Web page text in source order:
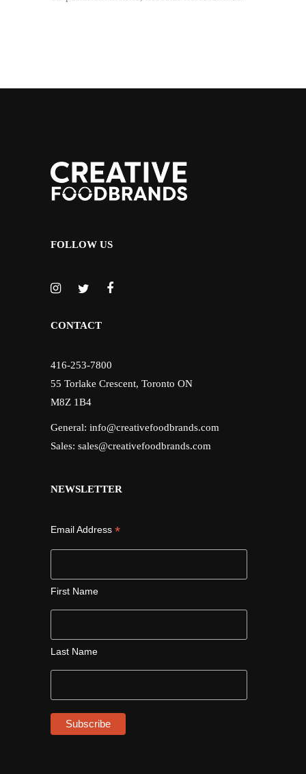
FOLLOW US
CONTACT
416-253-7800
55 Torlake Crescent, Toronto ON
M8Z 1B4
General: info@creativefoodbrands.com
Sales: sales@creativefoodbrands.com
NEWSLETTER
Email Address *
First Name
Last Name